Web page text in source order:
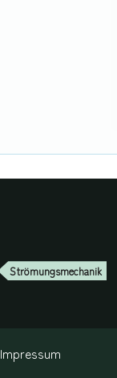
Strömungsmechanik
Impressum